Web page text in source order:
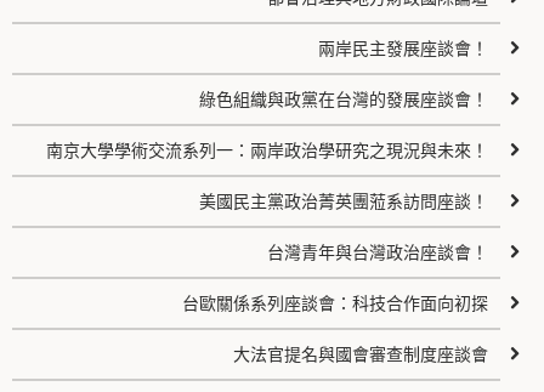
兩岸民主發展座談會！
綠色組織與政黨在台灣的發展座談會！
南京大學學術交流系列一：兩岸政治學研究之現況與未來！
美國民主黨政治菁英團蒞系訪問座談！
台灣青年與台灣政治座談會！
台歐關係系列座談會：科技合作面向初探
大法官提名與國會審查制度座談會